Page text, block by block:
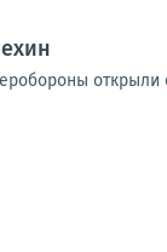
открыли